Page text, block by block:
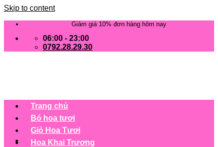
Skip to content
Giảm giá 10% đơn hàng hôm nay
06:00 - 23:00
0792.28.29.30
Trang chủ
Bó hoa tươi
Giỏ Hoa Tươi
Hoa Khai Trương